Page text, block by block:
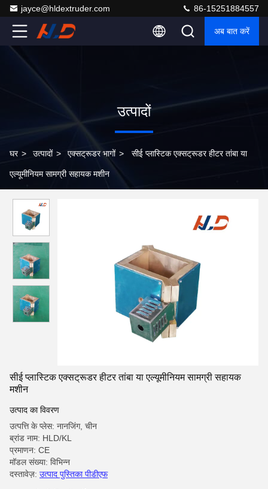
jayce@hldextruder.com 86-15251884557
अब बात करें
उत्पादों
घर > उत्पादों > एक्सट्रूडर भागों > सीई प्लास्टिक एक्सट्रूडर हीटर तांबा या
एल्यूमीनियम सामग्री सहायक मशीन
सीई प्लास्टिक एक्सट्रूडर हीटर तांबा या एल्यूमीनियम सामग्री सहायक
मशीन
उत्पाद का विवरण
उत्पत्ति के प्लेस: नानजिंग, चीन
ब्रांड नाम: HLD/KL
प्रमाणन: CE
मॉडल संख्या: विभिन्न
दस्तावेज़: उत्पाद पुस्तिका पीडीएफ